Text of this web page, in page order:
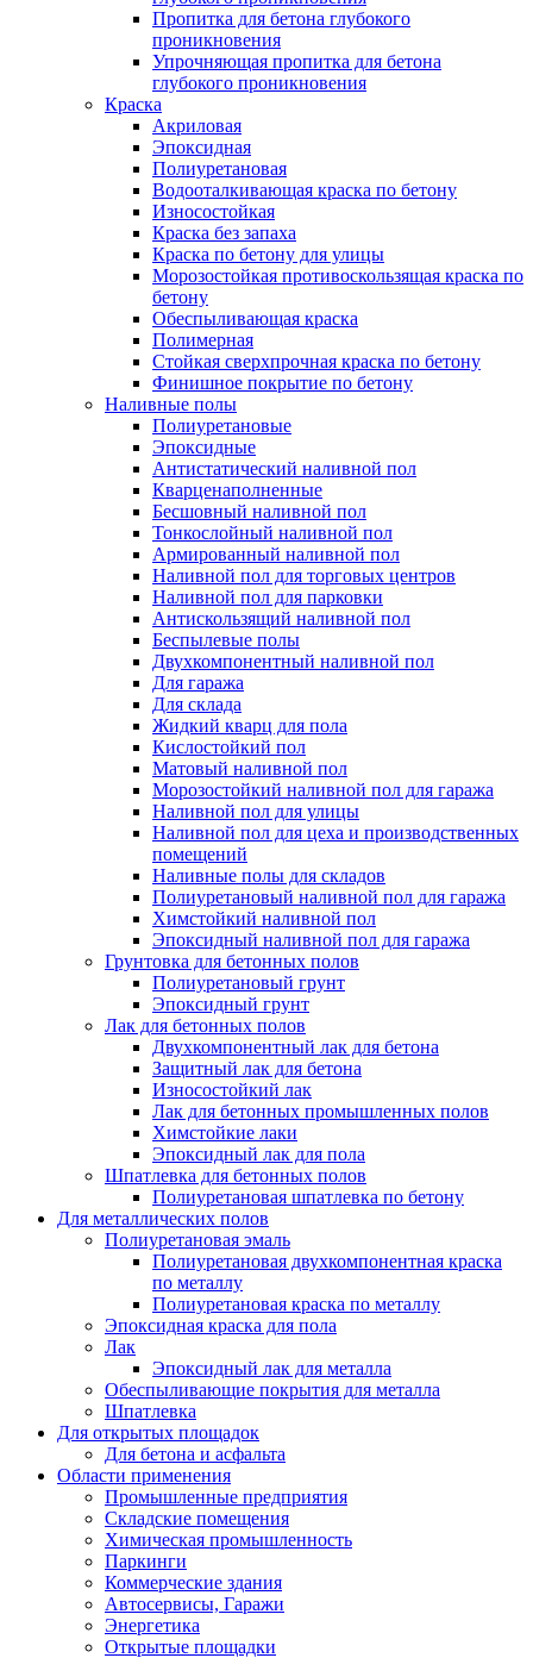
Пропитка для бетона глубокого
проникновения
Упрочняющая пропитка для бетона
глубокого проникновения
Краска
Акриловая
Эпоксидная
Полиуретановая
Водооталкивающая краска по бетону
Износостойкая
Краска без запаха
Краска по бетону для улицы
Морозостойкая противоскользящая краска по
бетону
Обеспыливающая краска
Полимерная
Стойкая сверхпрочная краска по бетону
Финишное покрытие по бетону
Наливные полы
Полиуретановые
Эпоксидные
Антистатический наливной пол
Кварценаполненные
Бесшовный наливной пол
Тонкослойный наливной пол
Армированный наливной пол
Наливной пол для торговых центров
Наливной пол для парковки
Антискользящий наливной пол
Беспылевые полы
Двухкомпонентный наливной пол
Для гаража
Для склада
Жидкий кварц для пола
Кислостойкий пол
Матовый наливной пол
Морозостойкий наливной пол для гаража
Наливной пол для улицы
Наливной пол для цеха и производственных
помещений
Наливные полы для складов
Полиуретановый наливной пол для гаража
Химстойкий наливной пол
Эпоксидный наливной пол для гаража
Грунтовка для бетонных полов
Полиуретановый грунт
Эпоксидный грунт
Лак для бетонных полов
Двухкомпонентный лак для бетона
Защитный лак для бетона
Износостойкий лак
Лак для бетонных промышленных полов
Химстойкие лаки
Эпоксидный лак для пола
Шпатлевка для бетонных полов
Полиуретановая шпатлевка по бетону
Для металлических полов
Полиуретановая эмаль
Полиуретановая двухкомпонентная краска
по металлу
Полиуретановая краска по металлу
Эпоксидная краска для пола
Лак
Эпоксидный лак для металла
Обеспыливающие покрытия для металла
Шпатлевка
Для открытых площадок
Для бетона и асфальта
Области применения
Промышленные предприятия
Складские помещения
Химическая промышленность
Паркинги
Коммерческие здания
Автосервисы, Гаражи
Энергетика
Открытые площадки